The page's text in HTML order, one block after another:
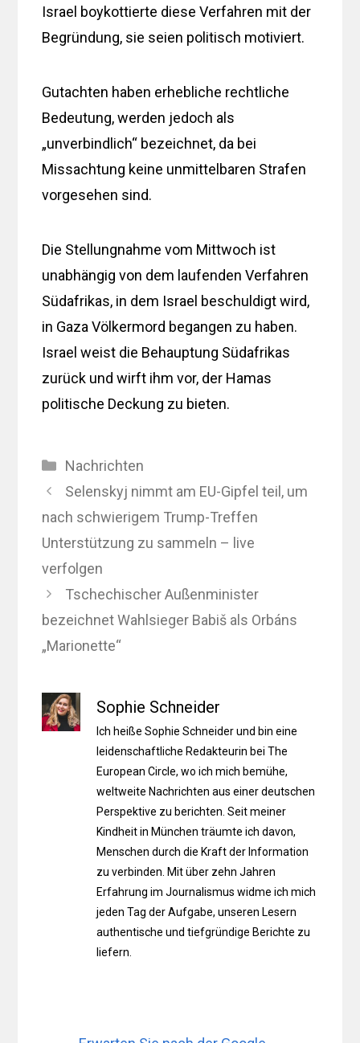
Israel boykottierte diese Verfahren mit der
Begründung, sie seien politisch motiviert.
Gutachten haben erhebliche rechtliche
Bedeutung, werden jedoch als
„unverbindlich“ bezeichnet, da bei
Missachtung keine unmittelbaren Strafen
vorgesehen sind.
Die Stellungnahme vom Mittwoch ist
unabhängig von dem laufenden Verfahren
Südafrikas, in dem Israel beschuldigt wird,
in Gaza Völkermord begangen zu haben.
Israel weist die Behauptung Südafrikas
zurück und wirft ihm vor, der Hamas
politische Deckung zu bieten.
Kategorien
Nachrichten
Selenskyj nimmt am EU-Gipfel teil, um
nach schwierigem Trump-Treffen
Unterstützung zu sammeln – live
verfolgen
Tschechischer Außenminister
bezeichnet Wahlsieger Babiš als Orbáns
„Marionette“
Sophie Schneider
Ich heiße Sophie Schneider und bin eine
leidenschaftliche Redakteurin bei The
European Circle, wo ich mich bemühe,
weltweite Nachrichten aus einer deutschen
Perspektive zu berichten. Seit meiner
Kindheit in München träumte ich davon,
Menschen durch die Kraft der Information
zu verbinden. Mit über zehn Jahren
Erfahrung im Journalismus widme ich mich
jeden Tag der Aufgabe, unseren Lesern
authentische und tiefgründige Berichte zu
liefern.